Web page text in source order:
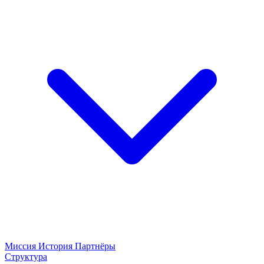
Миссия История Партнёры
Структура